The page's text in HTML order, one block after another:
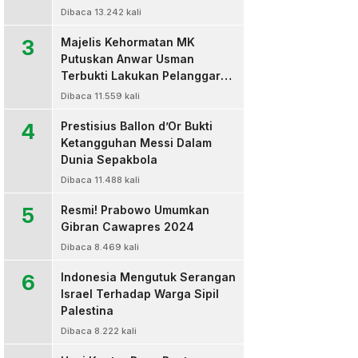
Dibaca 13.242 kali
3
Majelis Kehormatan MK
Putuskan Anwar Usman
Terbukti Lakukan Pelanggaran
Berat Kode Etik dan
Dibaca 11.559 kali
4
Prestisius Ballon d’Or Bukti
Ketangguhan Messi Dalam
Dunia Sepakbola
Dibaca 11.488 kali
5
Resmi! Prabowo Umumkan
Gibran Cawapres 2024
Dibaca 8.469 kali
6
Indonesia Mengutuk Serangan
Israel Terhadap Warga Sipil
Palestina
Dibaca 8.222 kali